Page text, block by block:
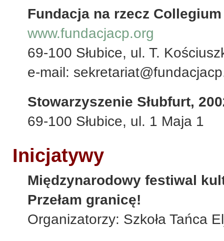
Fundacja na rzecz
www.fundacjacp.org
69-100 Słubice, ul. T.
e-mail:
Stowarzyszenie Słubfurt,
69-100 Słubice, ul. 1 Maja 1
Inicjatywy
Międzynarodowy festiwal
Przełam granicę!
Organizatorzy: Szkoła Tańca